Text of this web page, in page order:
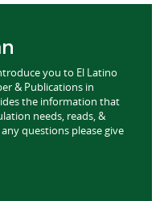
you to El Latino
& Publications in
the information that
needs, reads, &
questions please give